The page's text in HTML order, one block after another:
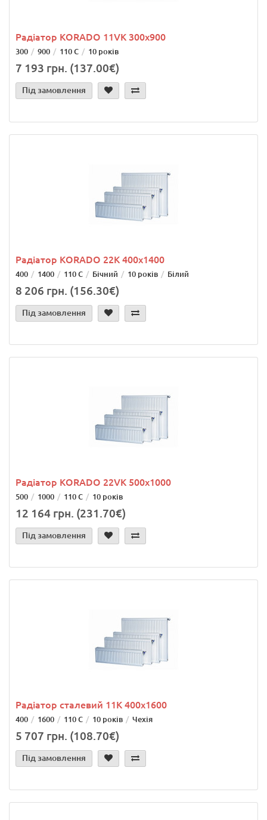
Радіатор KORADO 11VK 300x900
300 900 110 С 10 років
7 193 грн. (137.00€)
Під замовлення
Радіатор KORADO 22K 400x1400
400 1400 110 С Бічний 10 років Білий
8 206 грн. (156.30€)
Під замовлення
Радіатор KORADO 22VK 500x1000
500 1000 110 С 10 років
12 164 грн. (231.70€)
Під замовлення
Радіатор сталевий 11K 400x1600
400 1600 110 С 10 років Чехія
5 707 грн. (108.70€)
Під замовлення